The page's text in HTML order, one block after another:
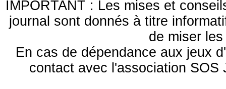
IMPORTANT : Les mises et
journal sont donnés à titre
de miser
En cas de dépendance aux jeux
contact avec l'association